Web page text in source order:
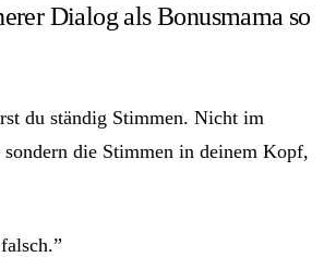
Dialog als Bonusmama so
du ständig Stimmen. Nicht im
die Stimmen in deinem Kopf,